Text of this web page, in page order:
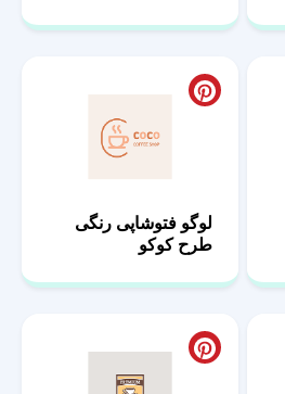
لوگو فتوشاپی رنگی
طرح کوکو